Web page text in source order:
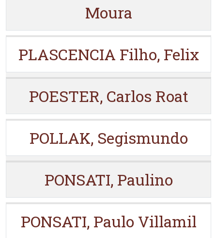
Moura
PLASCENCIA Filho, Felix
POESTER, Carlos Roat
POLLAK, Segismundo
PONSATI, Paulino
PONSATI, Paulo Villamil